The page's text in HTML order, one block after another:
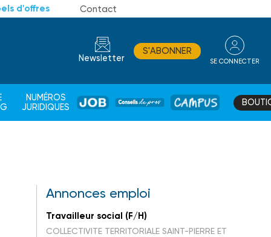
d'offres Contact
Newsletter
S'ABONNER
SE CONNECTER
NUMÉROS
JURIDIQUES
JOB
DE
CAMPUS
Annonces emploi
Travailleur social (F/H)
COLLECTIVITE TERRITORIALE SAINT-PIERRE ET